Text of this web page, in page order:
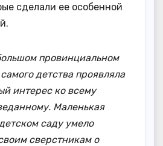
сделали ее особенной
провинциальном
детства проявляла
интерес ко всему
Маленькая
саду умело
сверстникам о